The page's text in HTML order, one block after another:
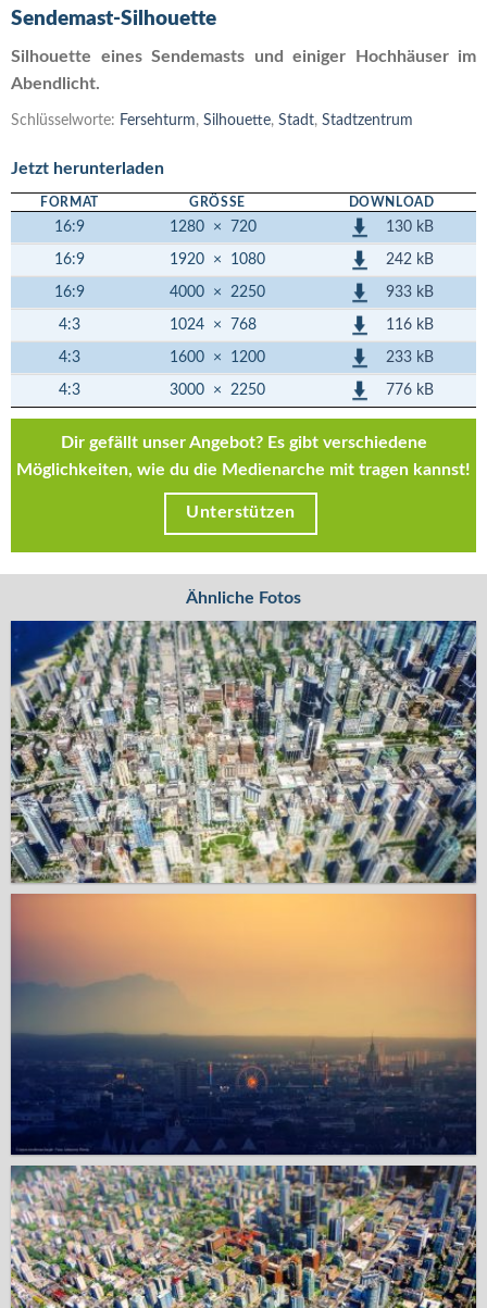
Sendemast-Silhouette
Silhouette eines Sendemasts und einiger Hochhäuser im
Abendlicht.
Schlüsselworte: Fersehturm, Silhouette, Stadt, Stadtzentrum
Jetzt herunterladen
FORMAT GRÖSSE DOWNLOAD
16:9 1280 × 720 130 kB
16:9 1920 × 1080 242 kB
16:9 4000 × 2250 933 kB
4:3 1024 × 768 116 kB
4:3 1600 × 1200 233 kB
4:3 3000 × 2250 776 kB
Dir gefällt unser Angebot? Es gibt verschiedene
Möglichkeiten, wie du die Medienarche mit tragen kannst!
Unterstützen
Ähnliche Fotos